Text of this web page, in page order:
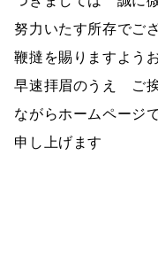
努力いたす所存でご
鞭撻を賜りますよう
早速拝眉のうえ ご
ながらホームページ
申し上げます